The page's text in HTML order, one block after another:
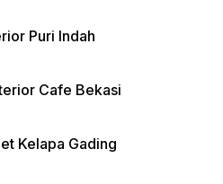
Puri Indah
Cafe Bekasi
Kelapa Gading